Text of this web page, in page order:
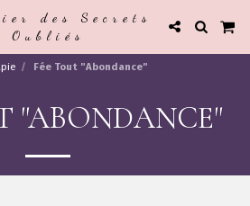
des Secrets
Oubliés
Fée Tout "Abondance"
"ABONDANCE"